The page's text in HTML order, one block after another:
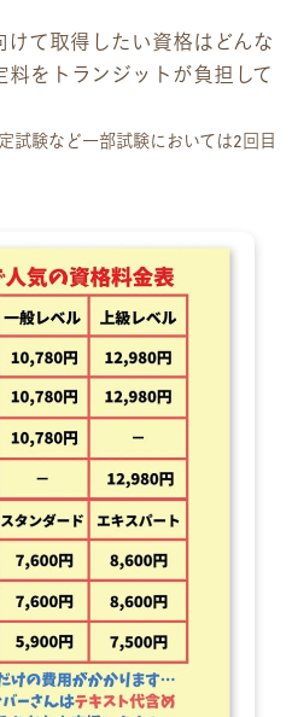
込み
けて取得したい資格はどんな
をトランジットが負担して
試験など一部試験においては2回目